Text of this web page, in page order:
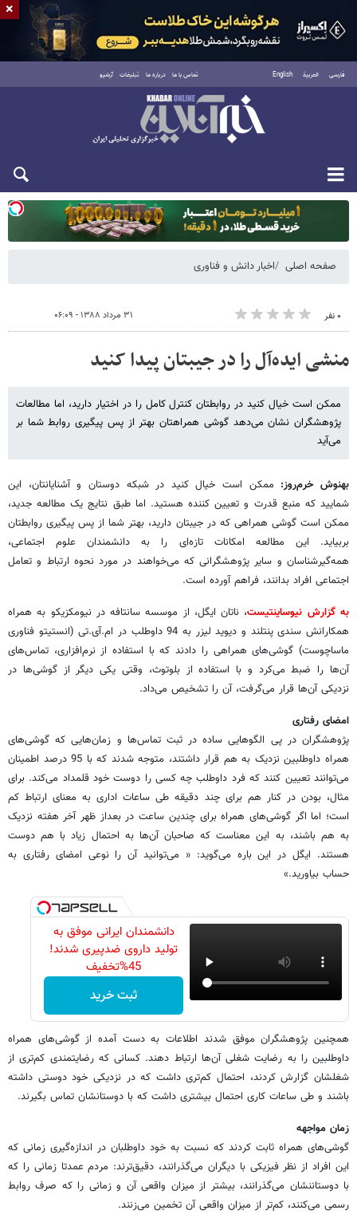
فارسی العربية English تماس با ما درباره ما تبلیغات آرشیو
دوشنبه ۱۹ مرداد ۱۴۰۵
صفحه اصلی اخبار دانش و فناوری
۰ نفر ۳۱ مرداد ۱۳۸۸ - ۰۶:۰۹
منشی ایده‌آل را در جیبتان پیدا کنید
ممکن است خیال کنید در روابطتان کنترل کامل را در اختیار دارید، اما مطالعات
پژوهشگران نشان می‌دهد گوشی همراهتان بهتر از پس پیگیری روابط شما بر
می‌آید
بهنوش خرم‌روز: ممکن است خیال کنید در شبکه دوستان و آشنایانتان، ‌این
شمایید که منبع قدرت و تعیین کننده هستید. اما طبق نتایج یک مطالعه جدید،
ممکن است گوشی همراهی که در جیبتان دارید،‌ بهتر شما از پس پیگیری روابطتان
بربیاید. این مطالعه امکانات تازه‌ای را به دانشمندان علوم اجتماعی،
همه‌گیرشناسان و سایر پژوهشگرانی که می‌خواهند در مورد نحوه ارتباط و تعامل
اجتماعی افراد بدانند، فراهم آورده است.
به گزارش نیوساینتیست، ناتان ایگل، از موسسه سانتافه در نیومکزیکو به همراه
همکارانش سندی پنتلند و دیوید لیزر به 94 داوطلب در ام.آی.تی (انستیتو فناوری
ماساچوست) گوشی‌های همراهی را دادند که با استفاده از نرم‌افزاری، تماس‌های
آن‌ها را ضبط می‌کرد و با استفاده از بلوتوث، وقتی یکی دیگر از گوشی‌ها در
نزدیکی آن‌ها قرار می‌گرفت، آن را تشخیص می‌داد.
امضای رفتاری
پژوهشگران در پی الگوهایی ساده در ثبت تماس‌ها و زمان‌هایی که گوشی‌های
همراه داوطلبین نزدیک به هم قرار داشتند، متوجه شدند که با 95 درصد اطمینان
می‌توانند تعیین کنند که فرد داوطلب چه کسی را دوست خود قلمداد می‌کند. برای
مثال، بودن در کنار هم برای چند دقیقه طی ساعات اداری به معنای ارتباط کم
است؛ اما اگر گوشی‌های همراه برای چندین ساعت در بعداز ظهر آخر هفته نزدیک
به هم باشند،‌ به این معناست که صاحبان آن‌ها به احتمال زیاد با هم دوست
هستند. ایگل در این باره می‌گوید: « می‌توانید آن را نوعی امضای رفتاری به
حساب بیاورید.»
دانشمندان ایرانی موفق به
تولید داروی ضدپیری شدند!
45%تخفیف
ثبت خرید
همچنین پژوهشگران موفق شدند اطلاعات به دست آمده از گوشی‌های همراه
داوطلبین را به رضایت شغلی آن‌ها ارتباط دهند. کسانی که رضایتمندی کم‌تری از
شغلشان گزارش کردند، احتمال کم‌تری داشت که در نزدیکی خود دوستی داشته
باشند و طی ساعات کاری احتمال بیشتری داشت که با دوستانشان تماس بگیرند.
زمان مواجهه
گوشی‌های همراه ثابت کردند که نسبت به خود داوطلبان در اندازه‌گیری زمانی که
این افراد از نظر فیزیکی با دیگران می‌گذرانند،‌ دقیق‌ترند:‌ مردم عمدتا زمانی را که
با دوستاننشان می‌گذرانند، بیشتر از میزان واقعی آن و زمانی را که صرف روابط
رسمی می‌کنند، کم‌تر از میزان واقعی آن تخمین می‌زنند.
×